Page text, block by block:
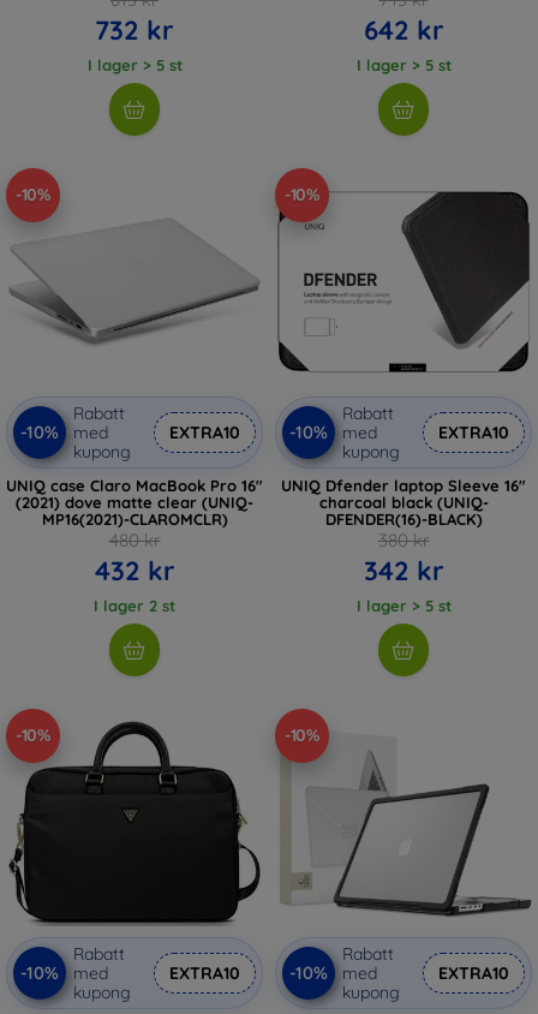
732 kr
I lager > 5 st
642 kr
I lager > 5 st
-10%
-10%
Rabatt
med
kupong
EXTRA10
UNIQ case Claro MacBook Pro 16"
(2021) dove matte clear (UNIQ-
MP16(2021)-CLAROMCLR)
480 kr
432 kr
I lager 2 st
-10%
-10%
Rabatt
med
kupong
EXTRA10
UNIQ Dfender laptop Sleeve 16"
charcoal black (UNIQ-
DFENDER(16)-BLACK)
380 kr
342 kr
I lager > 5 st
-10%
-10%
Rabatt
med
kupong
EXTRA10
-10%
-10%
Rabatt
med
kupong
EXTRA10